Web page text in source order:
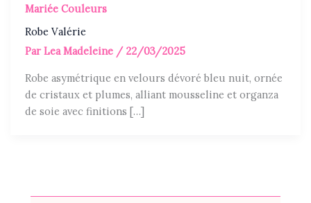
Mariée Couleurs
Robe Valérie
ParLea Madeleine / 22/03/2025
Robe asymétrique en velours dévoré bleu nuit, ornée
de cristaux et plumes, alliant mousseline et organza
de soie avec finitions […]